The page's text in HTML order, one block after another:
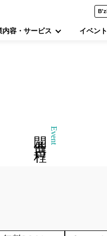
内容・サービス イベント
Event
開催日程